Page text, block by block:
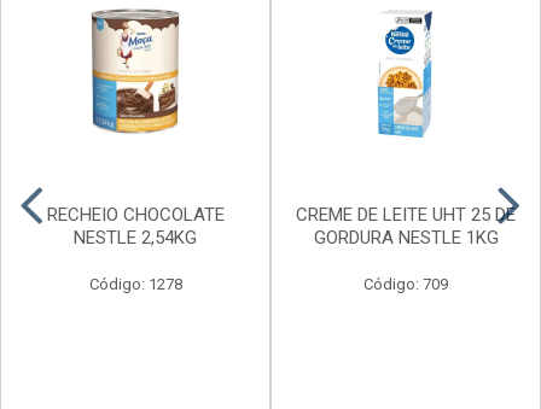
RECHEIO CHOCOLATE
NESTLE 2,54KG
Código: 1278
CREME DE LEITE UHT 25 DE
GORDURA NESTLE 1KG
Código: 709